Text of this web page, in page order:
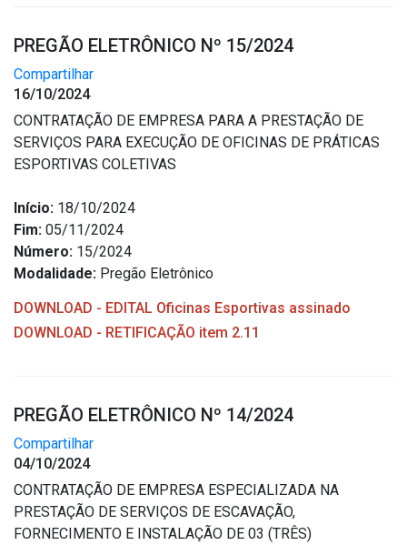
PREGÃO ELETRÔNICO Nº 15/2024
Compartilhar
16/10/2024
CONTRATAÇÃO DE EMPRESA PARA A PRESTAÇÃO DE
SERVIÇOS PARA EXECUÇÃO DE OFICINAS DE PRÁTICAS
ESPORTIVAS COLETIVAS
Início: 18/10/2024
Fim: 05/11/2024
Número: 15/2024
Modalidade: Pregão Eletrônico
DOWNLOAD - EDITAL Oficinas Esportivas assinado
DOWNLOAD - RETIFICAÇÃO item 2.11
PREGÃO ELETRÔNICO Nº 14/2024
Compartilhar
04/10/2024
CONTRATAÇÃO DE EMPRESA ESPECIALIZADA NA
PRESTAÇÃO DE SERVIÇOS DE ESCAVAÇÃO,
FORNECIMENTO E INSTALAÇÃO DE 03 (TRÊS)